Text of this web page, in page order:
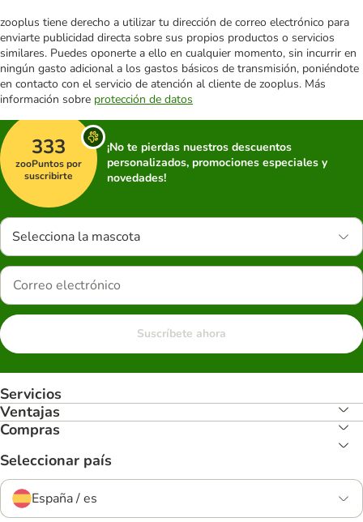
zooplus tiene derecho a utilizar tu dirección de correo electrónico para
enviarte publicidad directa sobre sus propios productos o servicios
similares. Puedes oponerte a ello en cualquier momento, sin incurrir en
ningún gasto adicional a los gastos básicos de transmisión, poniéndote
en contacto con el servicio de atención al cliente de zooplus. Más
información sobre protección de datos
333
zooPuntos por
suscribirte
¡No te pierdas nuestros descuentos
personalizados, promociones especiales y
novedades!
Selecciona la mascota
Suscríbete ahora
Servicios
Ventajas
Compras
Seleccionar país
España / es